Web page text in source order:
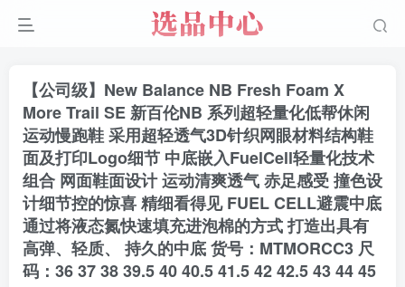
【公司级】New Balance NB Fresh Foam X
More Trail SE 新百伦NB 系列超轻量化低帮休闲
运动慢跑鞋 采用超轻透气3D针织网眼材料结构鞋
面及打印Logo细节 中底嵌入FuelCell轻量化技术
组合 网面鞋面设计 运动清爽透气 赤足感受 撞色设
计细节控的惊喜 精细看得见 FUEL CELL避震中底
通过将液态氮快速填充进泡棉的方式 打造出具有
高弹、轻质、 持久的中底 货号：MTMORCC3 尺
码：36 37 38 39.5 40 40.5 41.5 42 42.5 43 44 45